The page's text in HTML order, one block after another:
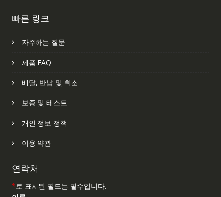
빠른 링크
자주하는 질문
제품 FAQ
배달, 반납 및 취소
보증 및 테스트
개인 정보 정책
이용 약관
연락처
*로 표시된 필드는 필수입니다.